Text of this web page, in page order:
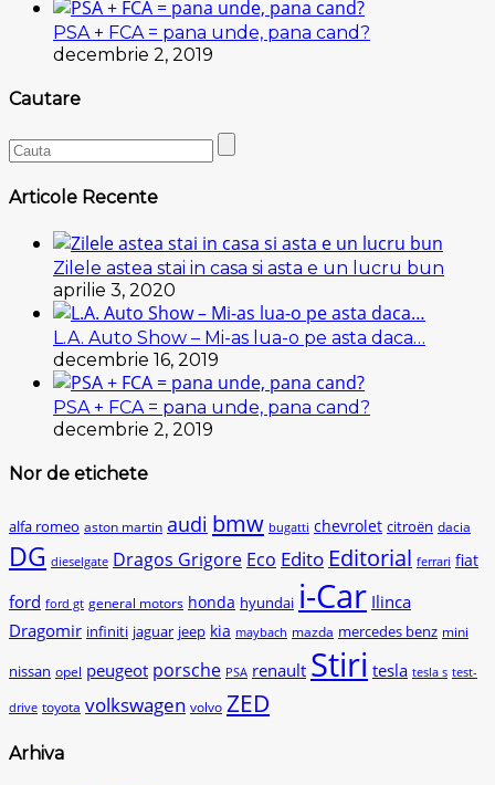
PSA + FCA = pana unde, pana cand?
decembrie 2, 2019
Cautare
Articole Recente
Zilele astea stai in casa si asta e un lucru bun
aprilie 3, 2020
L.A. Auto Show – Mi-as lua-o pe asta daca…
decembrie 16, 2019
PSA + FCA = pana unde, pana cand?
decembrie 2, 2019
Nor de etichete
alfa romeo aston martin audi bmw bugatti chevrolet citroën dacia
DG dieselgate Dragos Grigore Eco Edito Editorial ferrari fiat
ford ford gt general motors honda hyundai i-Car Ilinca
Dragomir infiniti jaguar jeep kia maybach mazda mercedes benz mini
nissan opel peugeot porsche PSA renault Stiri tesla tesla s test-
drive toyota volkswagen volvo ZED
Arhiva